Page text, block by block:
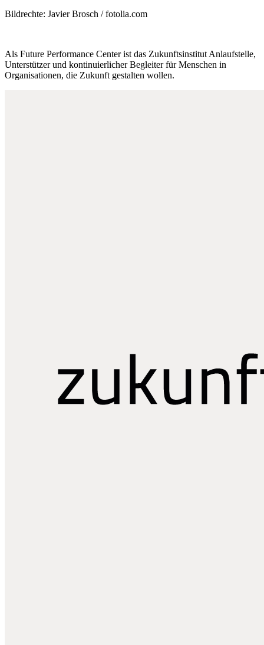
Bildrechte: Javier Brosch / fotolia.com
Als Future Performance Center ist das Zukunftsinstitut Anlaufstelle,
Unterstützer und kontinuierlicher Begleiter für Menschen in
Organisationen, die Zukunft gestalten wollen.